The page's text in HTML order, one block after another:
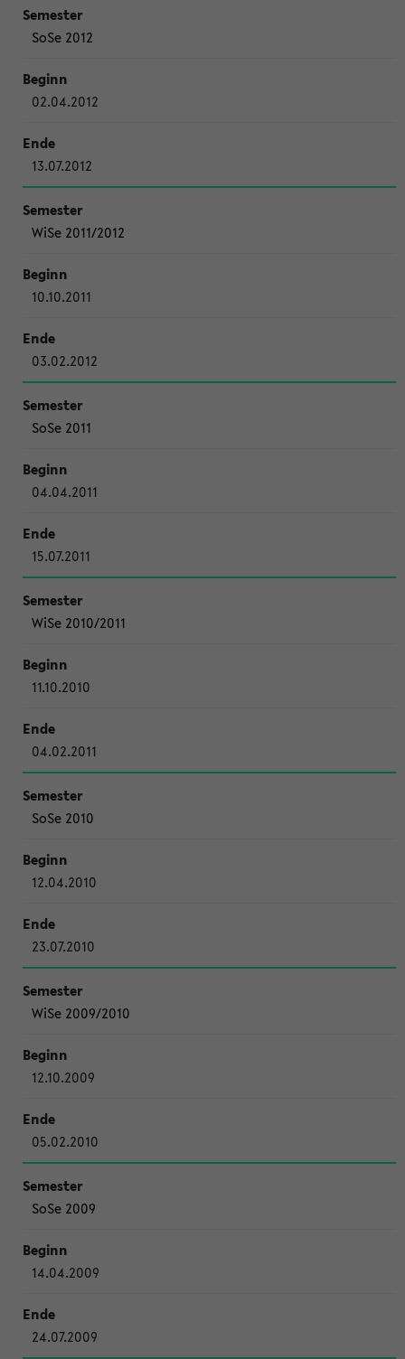
SoSe 2012
02.04.2012
13.07.2012
WiSe 2011/2012
10.10.2011
03.02.2012
SoSe 2011
04.04.2011
15.07.2011
WiSe 2010/2011
11.10.2010
04.02.2011
SoSe 2010
12.04.2010
23.07.2010
WiSe 2009/2010
12.10.2009
05.02.2010
SoSe 2009
14.04.2009
24.07.2009